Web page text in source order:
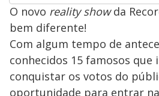
O novo reality showda
bem diferente!
Com algum tempo de
conhecidos 15 famosos
conquistar os votos do
oportunidade para entrar